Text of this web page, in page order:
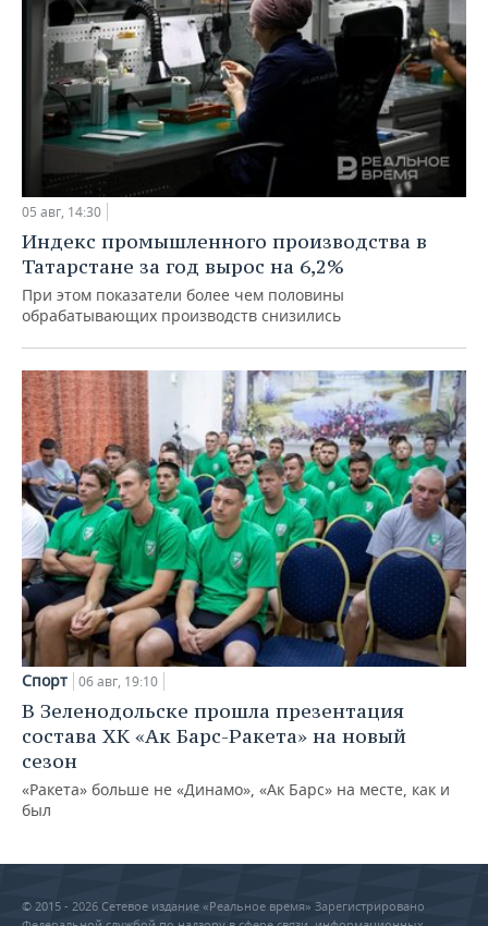
05 авг, 14:30
Индекс промышленного производства в
Татарстане за год вырос на 6,2%
При этом показатели более чем половины
обрабатывающих производств снизились
Спорт 06 авг, 19:10
В Зеленодольске прошла презентация
состава ХК «Ак Барс-Ракета» на новый
сезон
«Ракета» больше не «Динамо», «Ак Барс» на месте, как и
был
© 2015 - 2026 Сетевое издание «Реальное время» Зарегистрировано